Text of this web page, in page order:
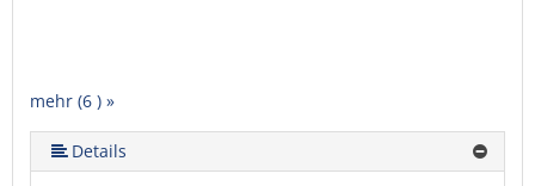
mehr (6 ) »
mehr (6 ) »
mehr (6 ) »
Details